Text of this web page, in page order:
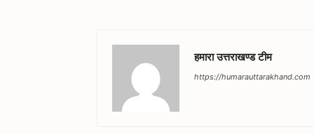
हमारा उत्तराखण्ड टीम
https://humarauttarakhand.com